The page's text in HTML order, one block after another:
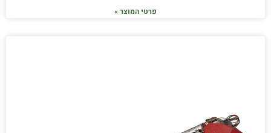
פרטי המוצר »